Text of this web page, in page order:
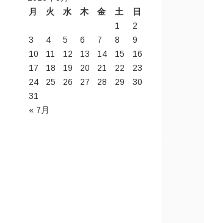
月
火 水 木 金 土 日
« 7月
1
2
3
4 5 6 7 8
9
10
11 12 13 14 15
16
17
18 19 20 21 22
23
24
25 26 27 28 29
30
31